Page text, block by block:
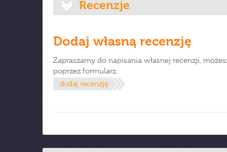
Recenzje
Dodaj własną recenzję
Zapraszamy do napisania własnej recenzji,
poprzez formularz.